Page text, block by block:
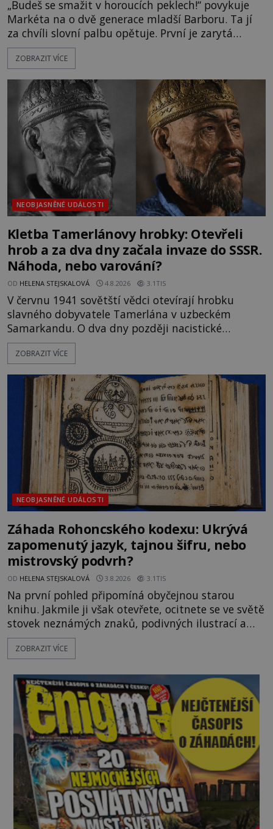
„Budeš se smažit v horoucích peklech!“ povykuje
Markéta na o dvě generace mladší Barboru. Ta jí
za chvíli slovní palbu opětuje. První je zarytá
katolička, druhá přesvědčená kališnice. A každá z
nich se usídlí na jedné z věží slavného hradu
mezi vůdce protihusitského boje. Za manželku má
skutečně jistou
ZOBRAZIT VÍCE
NEOBJASNĚNÉ UDÁLOSTI
Kletba Tamerlánovy hrobky: Otevřeli
hrob a za dva dny začala invaze do SSSR.
Náhoda, nebo varování?
OD HELENA STEJSKALOVÁ 4.8.2026 3.1TIS
V červnu 1941 sovětští vědci otevírají hrobku
slavného dobyvatele Tamerlána v uzbeckém
Samarkandu. O dva dny později nacistické
Německo zahajuje operaci Barbarossa a napadá
Sovětský svaz. Shoda dat je natolik zarážející, že se
na legendě něco pravdy, nebo jde jen o fascinující
souhru okolností? Když antropolog Michail
Gerasimov (1907-1970) a
ZOBRAZIT VÍCE
NEOBJASNĚNÉ UDÁLOSTI
Záhada Rohoncského kodexu: Ukrývá
zapomenutý jazyk, tajnou šifru, nebo
mistrovský podvrh?
OD HELENA STEJSKALOVÁ 3.8.2026 3.1TIS
Na první pohled připomíná obyčejnou starou
knihu. Jakmile ji však otevřete, ocitnete se ve světě
stovek neznámých znaků, podivných ilustrací a
textu, který už téměř dvě století vzdoruje všem
pokusům o rozluštění. Rohoncský kodex patří mezi
jistotou neví, kdo jej napsal, kdy vznikl ani co
vlastně vypráví. Rohoncský kodex se poprvé
objevuje v roce
ZOBRAZIT VÍCE